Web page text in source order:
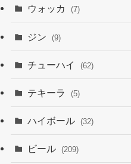
ウォッカ (7)
ジン (9)
チューハイ (62)
テキーラ (5)
ハイボール (32)
ビール (209)